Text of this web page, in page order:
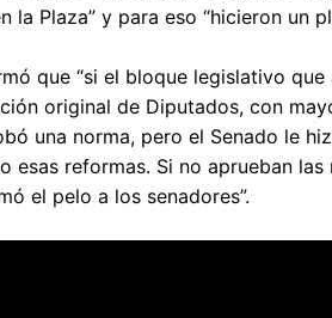
la Plaza” y para eso “hicieron un
que “si el bloque legislativo
original de Diputados, con
una norma, pero el Senado le
esas reformas. Si no aprueban
el pelo a los senadores”.